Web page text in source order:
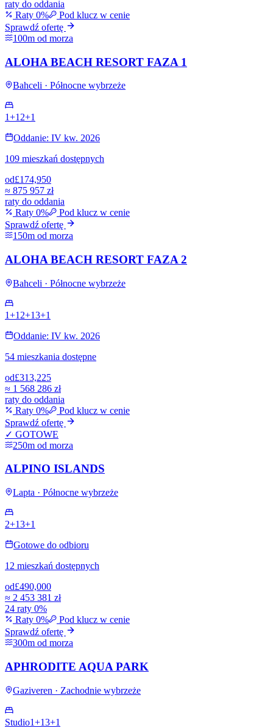
raty do oddania
Raty 0%
Pod klucz w cenie
Sprawdź ofertę
100m od morza
ALOHA BEACH RESORT FAZA 1
Bahceli · Północne wybrzeże
1+1 2+1
Oddanie: IV kw. 2026
109 mieszkań dostępnych
od£174,950
≈ 875 957 zł
raty do oddania
Raty 0%
Pod klucz w cenie
Sprawdź ofertę
150m od morza
ALOHA BEACH RESORT FAZA 2
Bahceli · Północne wybrzeże
1+1 2+13+1
Oddanie: IV kw. 2026
54 mieszkania dostępne
od£313,225
≈ 1 568 286 zł
raty do oddania
Raty 0%
Pod klucz w cenie
Sprawdź ofertę
✓ GOTOWE
250m od morza
ALPINO ISLANDS
Lapta · Północne wybrzeże
2+13+1
Gotowe do odbioru
12 mieszkań dostępnych
od£490,000
≈ 2 453 381 zł
24 raty 0%
Raty 0%
Pod klucz w cenie
Sprawdź ofertę
300m od morza
APHRODITE AQUA PARK
Gaziveren · Zachodnie wybrzeże
Studio1+13+1